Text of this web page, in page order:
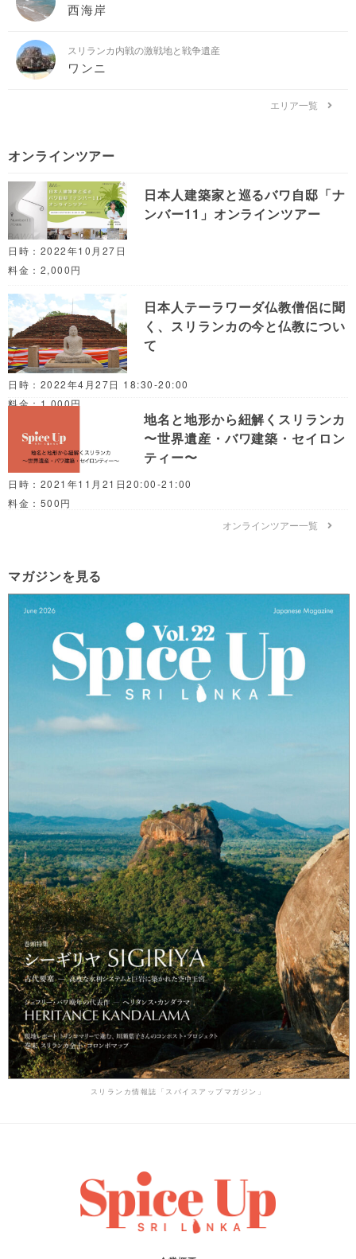
西海岸
スリランカ内戦の激戦地と戦争遺産
ワンニ
エリア一覧
オンラインツアー
日本人建築家と巡るバワ自邸「ナ
ンバー11」オンラインツアー
日時：2022年10月27日
料金：2,000円
日本人テーラワーダ仏教僧侶に聞
く、スリランカの今と仏教につい
て
日時：2022年4月27日 18:30-20:00
料金：1,000円
地名と地形から紐解くスリランカ
〜世界遺産・バワ建築・セイロン
ティー〜
日時：2021年11月21日20:00-21:00
料金：500円
オンラインツアー一覧
マガジンを見る
スリランカ情報誌「スパイスアップマガジン」